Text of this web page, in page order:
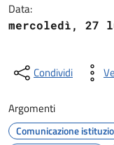
Data:
mercoledì, 27
Condividi
Argomenti
Comunicazione